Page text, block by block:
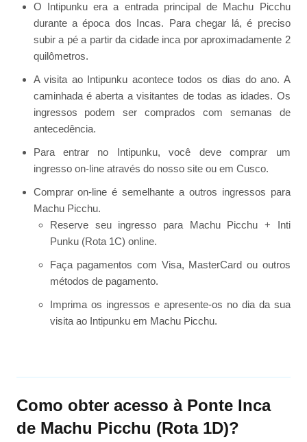
O Intipunku era a entrada principal de Machu Picchu
durante a época dos Incas. Para chegar lá, é preciso
subir a pé a partir da cidade inca por aproximadamente 2
quilômetros.
A visita ao Intipunku acontece todos os dias do ano. A
caminhada é aberta a visitantes de todas as idades. Os
ingressos podem ser comprados com semanas de
antecedência.
Para entrar no Intipunku, você deve comprar um
ingresso on-line através do nosso site ou em Cusco.
Comprar on-line é semelhante a outros ingressos para
Machu Picchu.
Reserve seu ingresso para Machu Picchu + Inti
Punku (Rota 1C) online.
Faça pagamentos com Visa, MasterCard ou outros
métodos de pagamento.
Imprima os ingressos e apresente-os no dia da sua
visita ao Intipunku em Machu Picchu.
Como obter acesso à Ponte Inca
de Machu Picchu (Rota 1D)?